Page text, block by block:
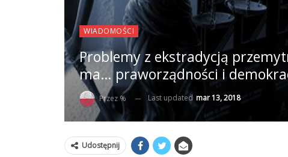
WIADOMOŚCI
Problemy z ekstradycją
ma… praworządności i
Przez % Last updated mar 13, 2018
Udostępnij